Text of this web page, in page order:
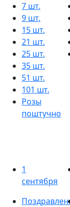
7 шт.
9 шт.
15 шт.
21 шт.
25 шт.
35 шт.
51 шт.
101 шт.
Розы
поштучно
1
сентября